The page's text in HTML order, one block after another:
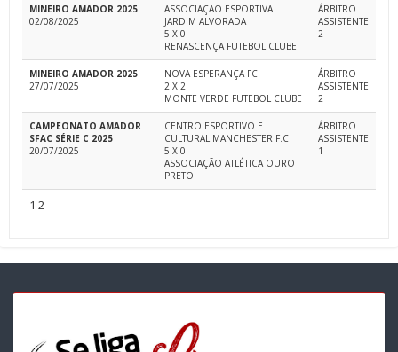
MINEIRO AMADOR 2025
02/08/2025
ASSOCIAÇÃO ESPORTIVA
JARDIM ALVORADA
5 X 0
RENASCENÇA FUTEBOL CLUBE
ÁRBITRO
ASSISTENTE
2
MINEIRO AMADOR 2025
27/07/2025
NOVA ESPERANÇA FC
2 X 2
MONTE VERDE FUTEBOL CLUBE
ÁRBITRO
ASSISTENTE
2
CAMPEONATO AMADOR
SFAC SÉRIE C 2025
20/07/2025
CENTRO ESPORTIVO E
CULTURAL MANCHESTER F.C
5 X 0
ASSOCIAÇÃO ATLÉTICA OURO
PRETO
ÁRBITRO
ASSISTENTE
1
1 2